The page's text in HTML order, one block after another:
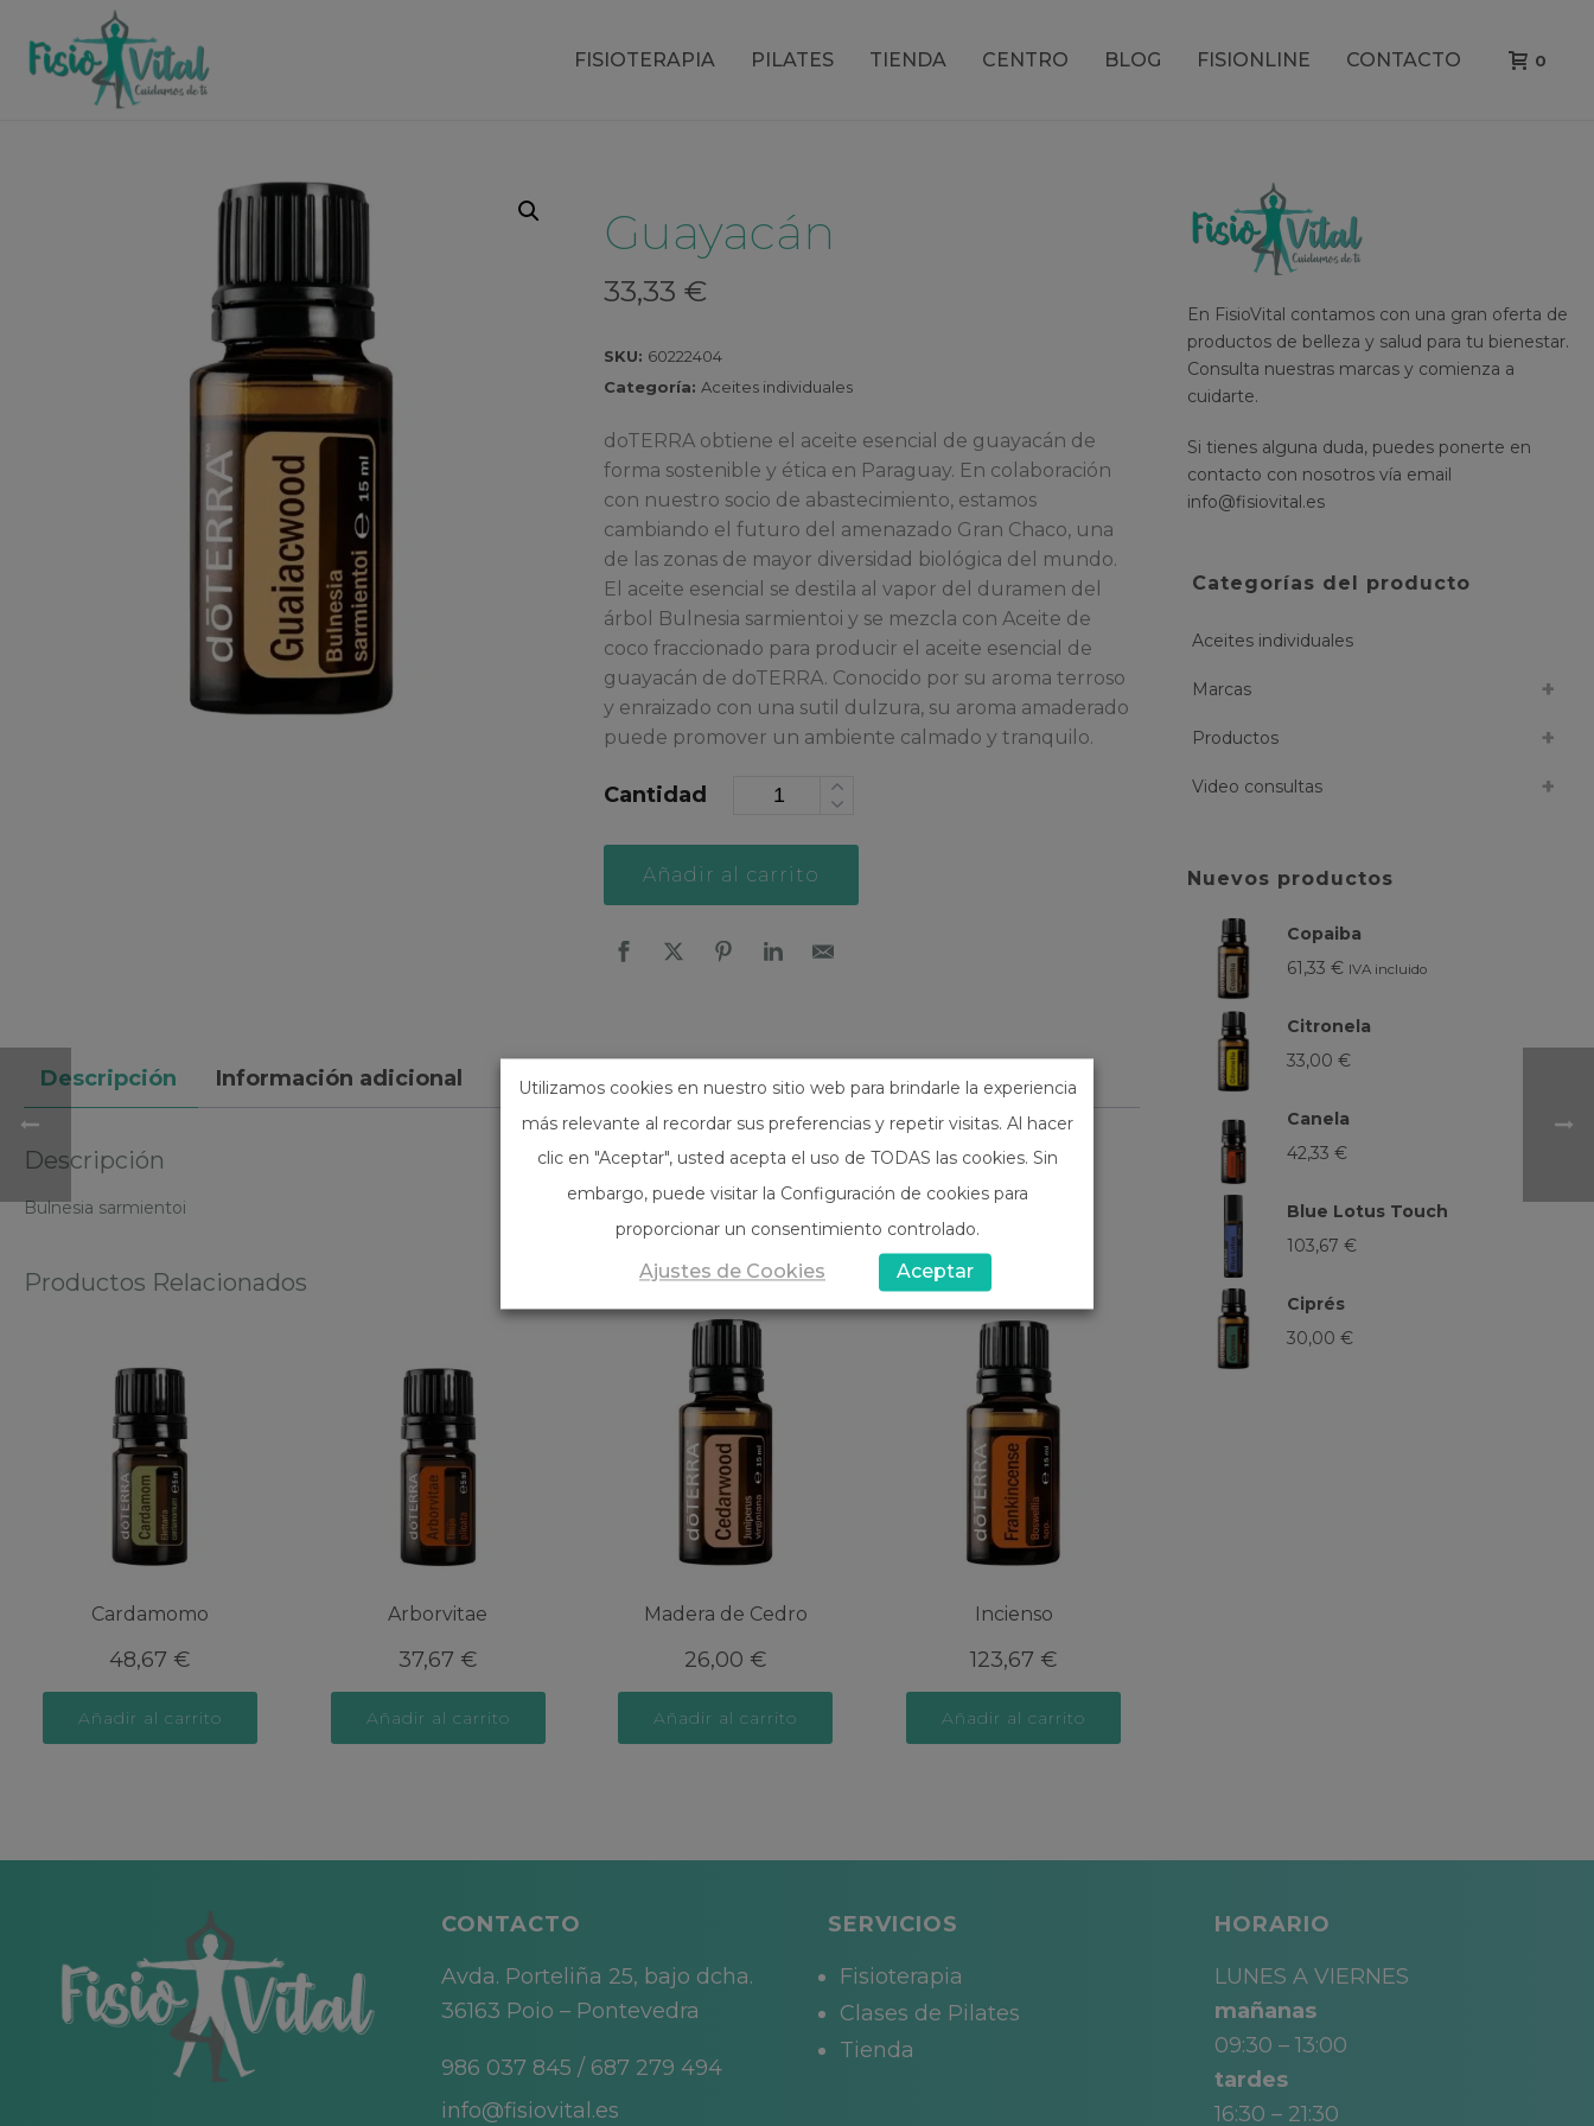
FISIOTERAPIA PILATES TIENDA CENTRO BLOG FISIONLINE CONTACTO 0
Guayacán
33,33€
SKU: 60222404
Categoría:Aceites individuales
doTERRA obtiene el aceite esencial de guayacán de
forma sostenible y ética en Paraguay. En colaboración
con nuestro socio de abastecimiento, estamos
cambiando el futuro del amenazado Gran Chaco, una
de las zonas de mayor diversidad biológica del mundo.
El aceite esencial se destila al vapor del duramen del
árbol Bulnesia sarmientoi y se mezcla con Aceite de
coco fraccionado para producir el aceite esencial de
guayacán de doTERRA. Conocido por su aroma terroso
y enraizado con una sutil dulzura, su aroma amaderado
puede promover un ambiente calmado y tranquilo.
Cantidad
Añadir al carrito
Descripción Información adicional
Descripción
Bulnesia sarmientoi
Productos Relacionados
Cardamomo
48,67 €
Añadir al carrito
Arborvitae
37,67 €
Añadir al carrito
Madera de Cedro
26,00 €
Añadir al carrito
Incienso
123,67 €
Añadir al carrito
En FisioVital contamos con una gran oferta de
productos de belleza y salud para tu bienestar.
Consulta nuestras marcas y comienza a
cuidarte.
Si tienes alguna duda, puedes ponerte en
contacto con nosotros vía email
info@fisiovital.es
Categorías del producto
Aceites individuales
Marcas
Productos
Video consultas
Nuevos productos
Copaiba
61,33€ IVA incluido
Citronela
33,00€
Canela
42,33€
Blue Lotus Touch
103,67€
Ciprés
30,00€
CONTACTO
Avda. Porteliña 25, bajo dcha.
36163 Poio – Pontevedra
986 037 845 / 687 279 494
info@fisiovital.es
SERVICIOS
Fisioterapia
Clases de Pilates
Tienda
HORARIO
LUNES A VIERNES
mañanas
09:30 – 13:00
tardes
16:30 – 21:30
Utilizamos cookies en nuestro sitio web para brindarle la experiencia
más relevante al recordar sus preferencias y repetir visitas. Al hacer
clic en "Aceptar", usted acepta el uso de TODAS las cookies. Sin
embargo, puede visitar la Configuración de cookies para
proporcionar un consentimiento controlado.
Ajustes de Cookies Aceptar